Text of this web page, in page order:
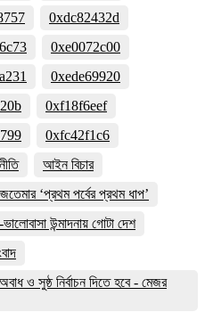
0xdc82432d
0xe0072c00
0xede69920
0xf18f6eef
0xfc42f1c6
আইন বিচার
‘প্রথম পর্বের প্রথম ধাপ’
উন্মাদনায় গোটা দেশ
ও সুষ্ঠ নির্বাচন দিতে হবে - মেজর